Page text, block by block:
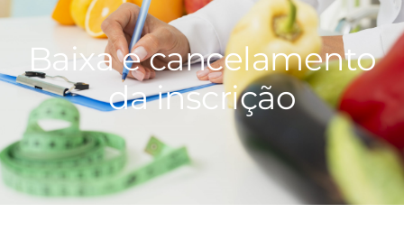
Baixa e cancelamento
da inscrição